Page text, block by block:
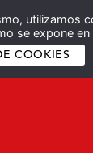
utilizamos
se expone
COOKIES